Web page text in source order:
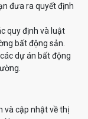
đưa ra quyết định
quy định và luật
bất động sản.
dự án bất động
và cập nhật về thị